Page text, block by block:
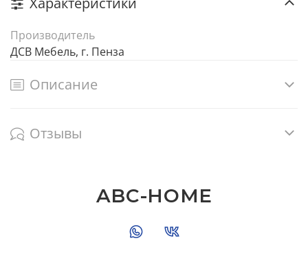
Производитель
ДСВ Мебель, г. Пенза
Описание
Отзывы
ABC-HOME